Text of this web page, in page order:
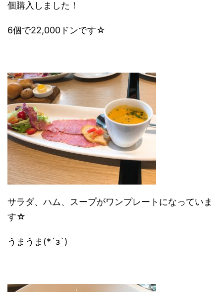
個購入しました！
6個で22,000ドンです☆
サラダ、ハム、スープがワンプレートになっていま
す☆
うまうま(*´з`)